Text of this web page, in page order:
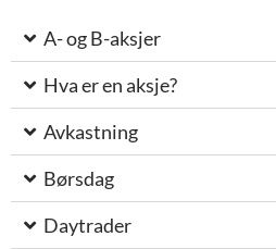
A- og B-aksjer
Hva er en aksje?
Avkastning
Børsdag
Daytrader